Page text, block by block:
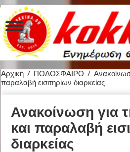
Αρχική / ΠΟΔΟΣΦΑΙΡΟ /
παραλαβή εισιτηρίων διαρκείας
Ανακοίνωση για
και παραλαβή
διαρκείας